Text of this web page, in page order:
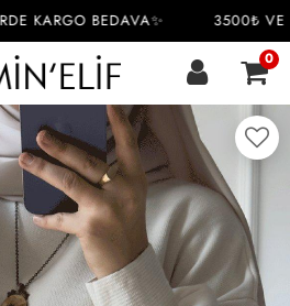
KARGO BEDAVA✨ 3500₺ VE
0